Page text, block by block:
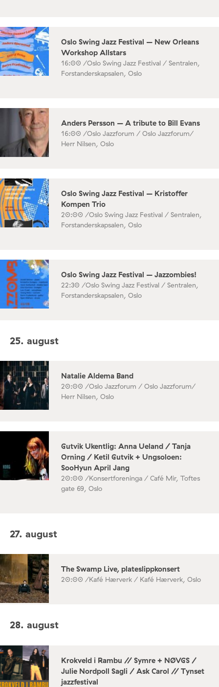
Oslo Swing Jazz Festival – New Orleans
Workshop Allstars
16:00 /Oslo Swing Jazz Festival / Sentralen,
Forstanderskapsalen, Oslo
Anders Persson – A tribute to Bill Evans
16:00 /Oslo Jazzforum / Oslo Jazzforum/
Herr Nilsen, Oslo
Oslo Swing Jazz Festival – Kristoffer
Kompen Trio
20:00 /Oslo Swing Jazz Festival / Sentralen,
Forstanderskapsalen, Oslo
Oslo Swing Jazz Festival – Jazzombies!
22:30 /Oslo Swing Jazz Festival / Sentralen,
Forstanderskapsalen, Oslo
25. august
Natalie Aldema Band
20:00 /Oslo Jazzforum / Oslo Jazzforum/
Herr Nilsen, Oslo
Gutvik Ukentlig: Anna Ueland / Tanja
Orning / Ketil Gutvik + Ungsoloen:
SooHyun April Jang
20:00 /Konsertforeninga / Café Mir, Toftes
gate 69, Oslo
27. august
The Swamp Live, plateslippkonsert
20:00 /Kafé Hærverk / Kafé Hærverk, Oslo
28. august
Krokveld i Rambu // Symre + NØVGS /
Julie Nordpoll Sagli / Ask Carol // Tynset
jazzfestival